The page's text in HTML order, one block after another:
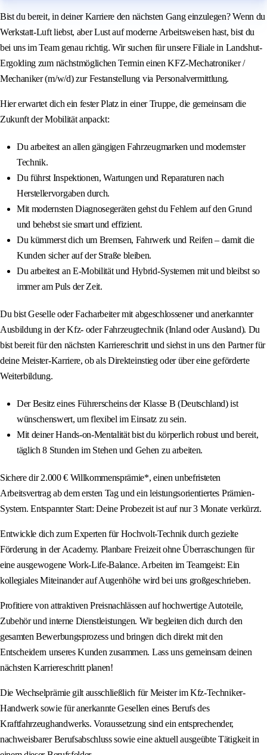
Bist du bereit, in deiner Karriere den nächsten Gang einzulegen? Wenn du
Werkstatt-Luft liebst, aber Lust auf moderne Arbeitsweisen hast, bist du
bei uns im Team genau richtig. Wir suchen für unsere Filiale in Landshut-
Ergolding zum nächstmöglichen Termin einen KFZ-Mechatroniker /
Mechaniker (m/w/d) zur Festanstellung via Personalvermittlung.
Hier erwartet dich ein fester Platz in einer Truppe, die gemeinsam die
Zukunft der Mobilität anpackt:
Du arbeitest an allen gängigen Fahrzeugmarken und modernster
Technik.
Du führst Inspektionen, Wartungen und Reparaturen nach
Herstellervorgaben durch.
Mit modernsten Diagnosegeräten gehst du Fehlern auf den Grund
und behebst sie smart und effizient.
Du kümmerst dich um Bremsen, Fahrwerk und Reifen – damit die
Kunden sicher auf der Straße bleiben.
Du arbeitest an E-Mobilität und Hybrid-Systemen mit und bleibst so
immer am Puls der Zeit.
Du bist Geselle oder Facharbeiter mit abgeschlossener und anerkannter
Ausbildung in der Kfz- oder Fahrzeugtechnik (Inland oder Ausland). Du
bist bereit für den nächsten Karriereschritt und siehst in uns den Partner für
deine Meister-Karriere, ob als Direkteinstieg oder über eine geförderte
Weiterbildung.
Der Besitz eines Führerscheins der Klasse B (Deutschland) ist
wünschenswert, um flexibel im Einsatz zu sein.
Mit deiner Hands-on-Mentalität bist du körperlich robust und bereit,
täglich 8 Stunden im Stehen und Gehen zu arbeiten.
Sichere dir 2.000 € Willkommensprämie*, einen unbefristeten
Arbeitsvertrag ab dem ersten Tag und ein leistungsorientiertes Prämien-
System. Entspannter Start: Deine Probezeit ist auf nur 3 Monate verkürzt.
Entwickle dich zum Experten für Hochvolt-Technik durch gezielte
Förderung in der Academy. Planbare Freizeit ohne Überraschungen für
eine ausgewogene Work-Life-Balance. Arbeiten im Teamgeist: Ein
kollegiales Miteinander auf Augenhöhe wird bei uns großgeschrieben.
Profitiere von attraktiven Preisnachlässen auf hochwertige Autoteile,
Zubehör und interne Dienstleistungen. Wir begleiten dich durch den
gesamten Bewerbungsprozess und bringen dich direkt mit den
Entscheidern unseres Kunden zusammen. Lass uns gemeinsam deinen
nächsten Karriereschritt planen!
Die Wechselprämie gilt ausschließlich für Meister im Kfz-Techniker-
Handwerk sowie für anerkannte Gesellen eines Berufs des
Kraftfahrzeughandwerks. Voraussetzung sind ein entsprechender,
nachweisbarer Berufsabschluss sowie eine aktuell ausgeübte Tätigkeit in